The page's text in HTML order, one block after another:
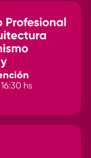
hs